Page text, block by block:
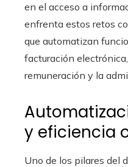
en el acceso a
enfrenta estos retos
que automatizan
facturación
remuneración y la
y eficiencia
Uno de los pilares del